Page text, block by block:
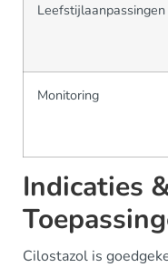
Leefstijlaanpassingen
Monitoring
Indicaties
Cilostazol is